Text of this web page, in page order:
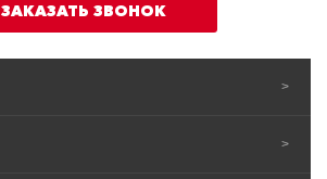
ЗАКАЗАТЬ ЗВОНОК
>
>